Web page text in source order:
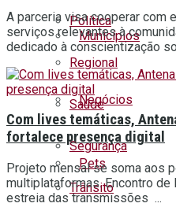
Municípios
Negócios
Pets
Política
Regional
Saúde
Segurança
Trânsito
A parceria visa cooperar com
serviços relevantes à
dedicado à conscientização
Com lives temáticas,
fortalece presença digital
Projeto mensal se soma aos
multiplataformas. Encontro
estreia das transmissões ...